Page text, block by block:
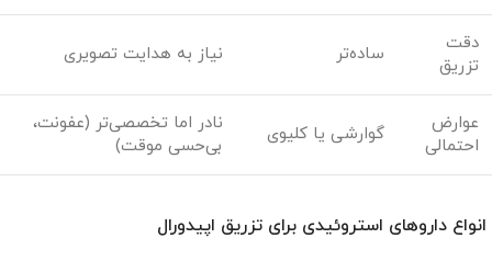
دقت
تزریق
ساده‌تر نیاز به هدایت تصویری
عوارض
احتمالی
گوارشی یا کلیوی
نادر اما تخصصی‌تر (عفونت،
بی‌حسی موقت)
انواع داروهای استروئیدی برای تزریق اپیدورال